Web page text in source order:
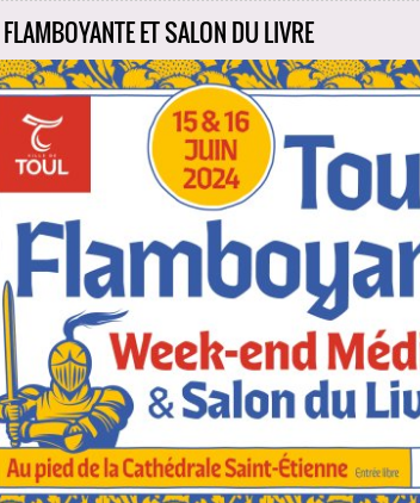
ET SALON DU LIVRE